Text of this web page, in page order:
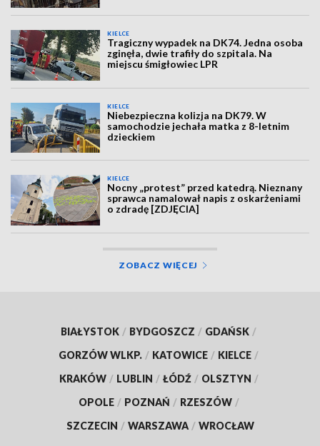
KIELCE
Tragiczny wypadek na DK74. Jedna osoba
zginęła, dwie trafiły do szpitala. Na
miejscu śmigłowiec LPR
KIELCE
Niebezpieczna kolizja na DK79. W
samochodzie jechała matka z 8-letnim
dzieckiem
KIELCE
Nocny „protest” przed katedrą. Nieznany
sprawca namalował napis z oskarżeniami
o zdradę [ZDJĘCIA]
ZOBACZ WIĘCEJ
BIAŁYSTOK / BYDGOSZCZ / GDAŃSK /
GORZÓW WLKP. / KATOWICE / KIELCE /
KRAKÓW / LUBLIN / ŁÓDŹ / OLSZTYN /
OPOLE / POZNAŃ / RZESZÓW /
SZCZECIN / WARSZAWA / WROCŁAW